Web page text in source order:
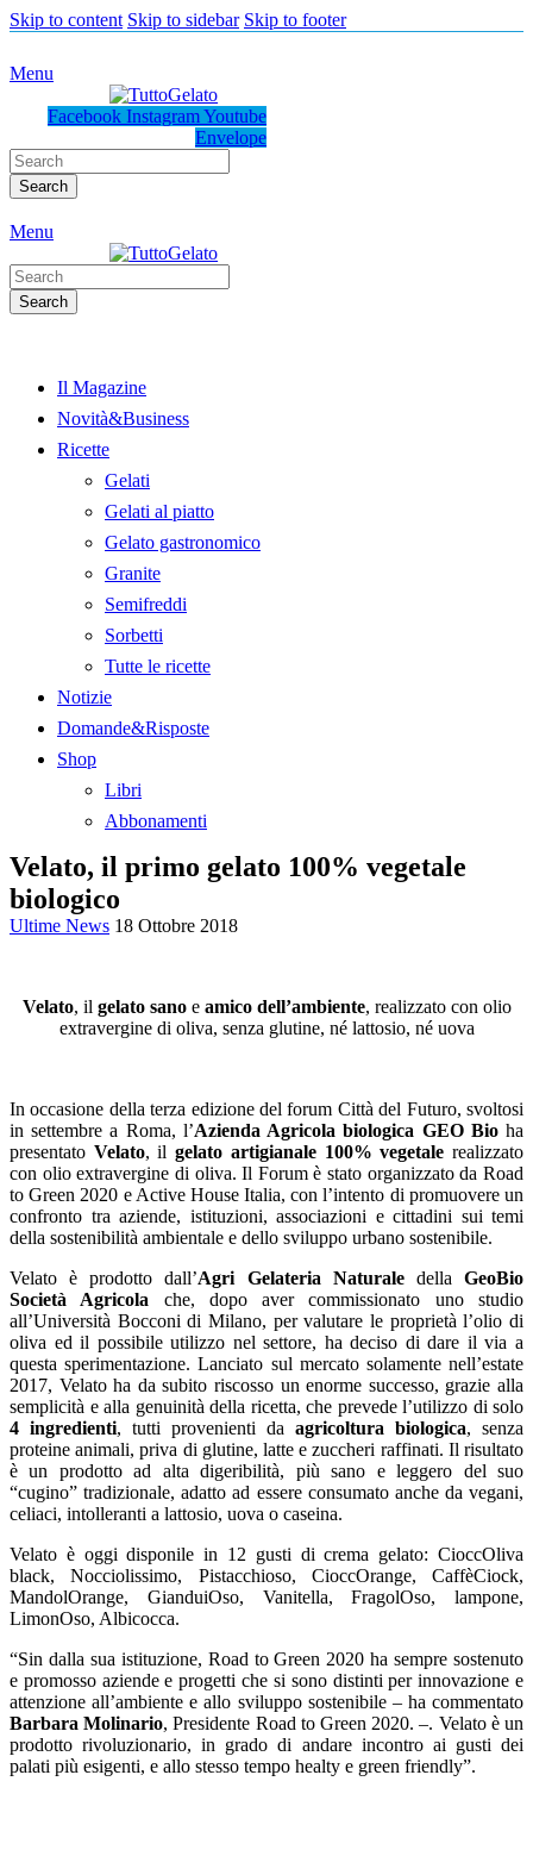
Skip to content Skip to sidebar Skip to footer
Menu
Facebook InstagramYoutube
Envelope
Search
Menu
Search
Il Magazine
Novità&Business
Ricette
Gelati
Gelati al piatto
Gelato gastronomico
Granite
Semifreddi
Sorbetti
Tutte le ricette
Notizie
Domande&Risposte
Shop
Libri
Abbonamenti
Velato, il primo gelato 100% vegetale
biologico
Ultime News 18 Ottobre 2018
Velato, il gelato sanoe amico dell’ambiente, realizzato con olio
extravergine di oliva, senza glutine, né lattosio, né uova
In occasione della terza edizione del forum Città del Futuro, svoltosi
in settembre a Roma, l’Azienda Agricola biologica GEO Bioha
presentato Velato, ilgelato artigianale 100% vegetale realizzato
con olio extravergine di oliva. Il Forum è stato organizzato da Road
to Green 2020 e Active House Italia, con l’intento di promuovere un
confronto tra aziende, istituzioni, associazioni e cittadini sui temi
della sostenibilità ambientale e dello sviluppo urbano sostenibile.
Velato è prodotto dall’Agri Gelateria NaturaledellaGeoBio
Società Agricola che, dopo aver commissionato uno studio
all’Università Bocconi di Milano, per valutare le proprietà l’olio di
oliva ed il possibile utilizzo nel settore, ha deciso di dare il via a
questa sperimentazione. Lanciato sul mercato solamente nell’estate
2017, Velato ha da subito riscosso un enorme successo, grazie alla
semplicità e alla genuinità della ricetta, che prevede l’utilizzo di solo
4 ingredienti, tutti provenienti da agricoltura biologica, senza
proteine animali, priva di glutine, latte e zuccheri raffinati. Il risultato
è un prodotto ad alta digeribilità, più sano e leggero del suo
“cugino” tradizionale, adatto ad essere consumato anche da vegani,
celiaci, intolleranti a lattosio, uova o caseina.
Velato è oggi disponile in 12 gusti di crema gelato: CioccOliva
black, Nocciolissimo, Pistacchioso, CioccOrange, CaffèCiock,
MandolOrange, GianduiOso, Vanitella, FragolOso, lampone,
LimonOso, Albicocca.
“Sin dalla sua istituzione, Road to Green 2020 ha sempre sostenuto
e promosso aziende e progetti che si sono distinti per innovazione e
attenzione all’ambiente e allo sviluppo sostenibile – ha commentato
Barbara Molinario, Presidente Road to Green 2020. –. Velato è un
prodotto rivoluzionario, in grado di andare incontro ai gusti dei
palati più esigenti, e allo stesso tempo healty e green friendly”.